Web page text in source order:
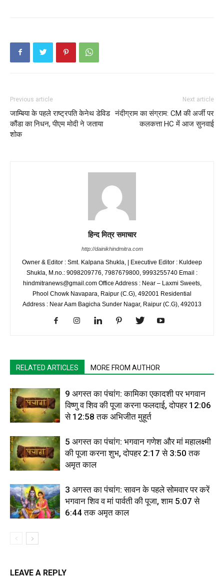
Previous article
जाम्बिया के पहले राष्ट्रपति केनेथ डेविड
कौंडा का निधन, पीएम मोदी ने जताया
शोक
Next article
नंदीग्राम का संग्राम: CM की अर्जी पर
कलकत्ता HC में आज सुनवाई
हिन्द मित्र समाचार
http://dainikhindmitra.com
Owner & Editor : Smt. Kalpana Shukla, | Executive Editor : Kuldeep
Shukla, M.no.: 9098209776, 7987679800, 9993255740 Email :
hindmitranews@gmail.com Office Address : Near – Laxmi Sweets,
Phool Chowk Navapara, Raipur (C.G), 492001 Residential
Address : Near Aam Bagicha Sunder Nagar, Raipur (C.G), 492013
RELATED ARTICLES MORE FROM AUTHOR
9 अगस्त का पंचांग: कामिका एकादशी पर भगवान
विष्णु व शिव की पूजा करना फलदाई, दोपहर 12:06
से 12:58 तक अभिजीत मुहूर्त
5 अगस्त का पंचांग: भगवान गणेश और मां महालक्ष्मी
की पूजा करना शुभ, दोपहर 2:17 से 3:50 तक
अमृत काल
3 अगस्त का पंचांग: सावन के पहले सोमवार पर करें
भगवान शिव व मां पार्वती की पूजा, शाम 5:07 से
6:44 तक अमृत काल
LEAVE A REPLY